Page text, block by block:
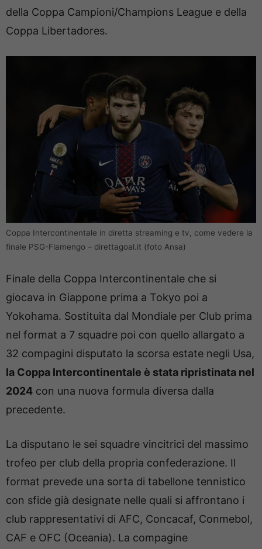
della Coppa Campioni/Champions League e della
Coppa Libertadores.
Coppa Intercontinentale in diretta streaming e tv, come vedere la
finale PSG-Flamengo – direttagoal.it (foto Ansa)
Finale della Coppa Intercontinentale che si
giocava in Giappone prima a Tokyo poi a
Yokohama. Sostituita dal Mondiale per Club prima
nel format a 7 squadre poi con quello allargato a
32 compagini disputato la scorsa estate negli Usa,
la Coppa Intercontinentale è stata ripristinata nel
2024 con una nuova formula diversa dalla
precedente.
La disputano le sei squadre vincitrici del massimo
trofeo per club della propria confederazione. Il
format prevede una sorta di tabellone tennistico
con sfide già designate nelle quali si affrontano i
club rappresentativi di AFC, Concacaf, Conmebol,
CAF e OFC (Oceania). La compagine